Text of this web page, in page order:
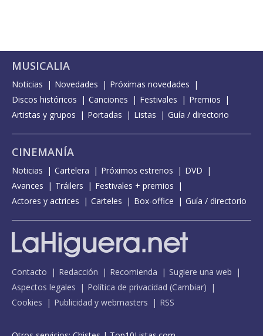
MUSICALIA
Noticias Novedades
Próximas novedades
Discos históricos
Canciones Festivales
Premios
Artistas y grupos
Portadas Listas Guía / directorio
CINEMANÍA
Noticias Cartelera Próximos estrenos
DVD
Avances
Tráilers
Festivales + premios
Actores y actrices
Carteles Box-office Guía / directorio
Contacto Redacción Recomienda
Sugiere una web
Aspectos legales
Política de privacidad (Cambiar)
Cookies
Publicidad y webmasters RSS